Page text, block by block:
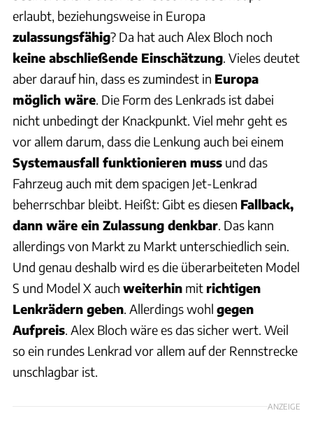
erlaubt, beziehungsweise in Europa
zulassungsfähig? Da hat auch Alex Bloch noch
keine abschließende Einschätzung. Vieles deutet
aber darauf hin, dass es zumindest in Europa
möglich wäre. Die Form des Lenkrads ist dabei
nicht unbedingt der Knackpunkt. Viel mehr geht es
vor allem darum, dass die Lenkung auch bei einem
Systemausfall funktionieren muss und das
Fahrzeug auch mit dem spacigen Jet-Lenkrad
beherrschbar bleibt. Heißt: Gibt es diesen Fallback,
dann wäre ein Zulassung denkbar. Das kann
allerdings von Markt zu Markt unterschiedlich sein.
Und genau deshalb wird es die überarbeiteten Model
S und Model X auch weiterhin mit richtigen
Lenkrädern geben. Allerdings wohl gegen
Aufpreis. Alex Bloch wäre es das sicher wert. Weil
so ein rundes Lenkrad vor allem auf der Rennstrecke
unschlagbar ist.
ANZEIGE